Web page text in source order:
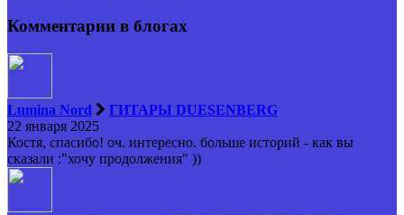
Комментарии в блогах
Lumina Nord
ГИТАРЫ DUESENBERG
22 января 2025
Костя, спасибо! оч. интересно. больше историй - как вы
сказали :"хочу продолжения" ))